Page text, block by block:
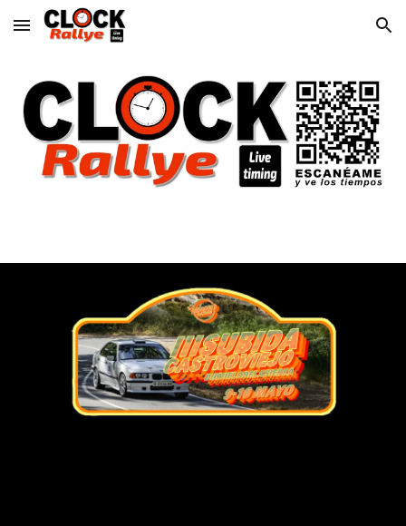
Skip to main content Skip to navigation